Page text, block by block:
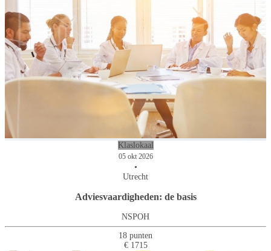
Klaslokaal
05 okt 2026
•
Utrecht
Adviesvaardigheden: de basis
NSPOH
18 punten
€ 1715